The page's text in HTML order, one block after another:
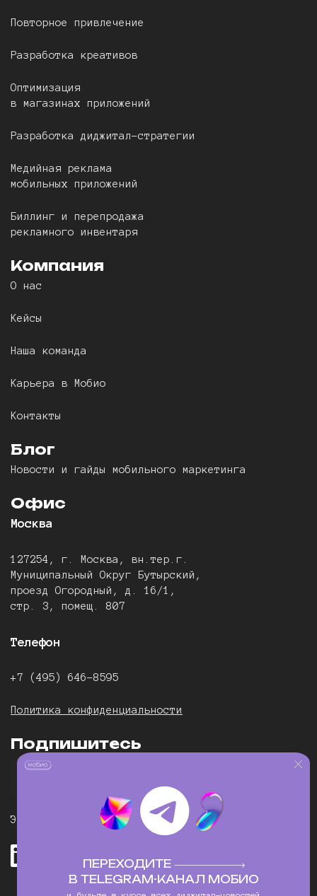
Офис
Москва
127254, г. Москва, вн.тер.г.
Муниципальный Округ Бутырский,
проезд Огородный, д. 16/1,
стр. 3, помещ. 807
Телефон
+7 (495) 646-8595
Политика конфиденциальности
Повторное привлечение
Разработка креативов
Оптимизация
в магазинах приложений
Разработка диджитал-стратегии
Медийная реклама
мобильных приложений
Биллинг и перепродажа
рекламного инвентаря
Компания
О нас
Кейсы
Наша команда
Карьера в Мобио
Контакты
Блог
Новости и гайды мобильного маркетинга
Подпишитесь
Электронная почта: newbiz@mobioagency.com
ПЕРЕХОДИТЕ
В TELEGRAM-КАНАЛ МОБИО